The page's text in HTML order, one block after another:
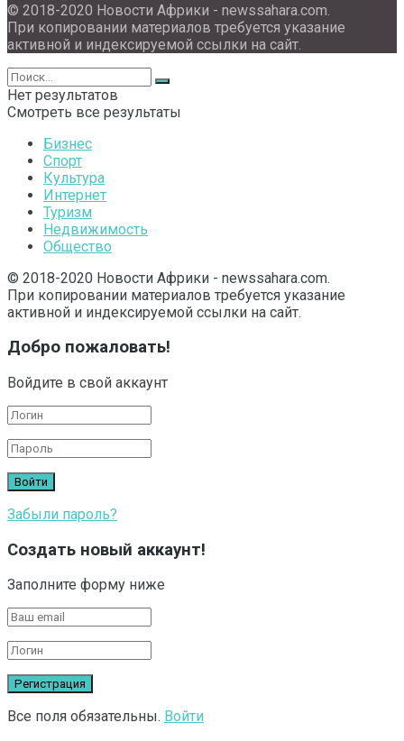
© 2018-2020 Новости Африки - newssahara.com.
При копировании материалов требуется указание
активной и индексируемой ссылки на сайт.
Нет результатов
Смотреть все результаты
Бизнес
Спорт
Культура
Интернет
Туризм
Недвижимость
Общество
© 2018-2020 Новости Африки - newssahara.com.
При копировании материалов требуется указание
активной и индексируемой ссылки на сайт.
Добро пожаловать!
Войдите в свой аккаунт
Забыли пароль?
Создать новый аккаунт!
Заполните форму ниже
Все поля обязательны. Войти